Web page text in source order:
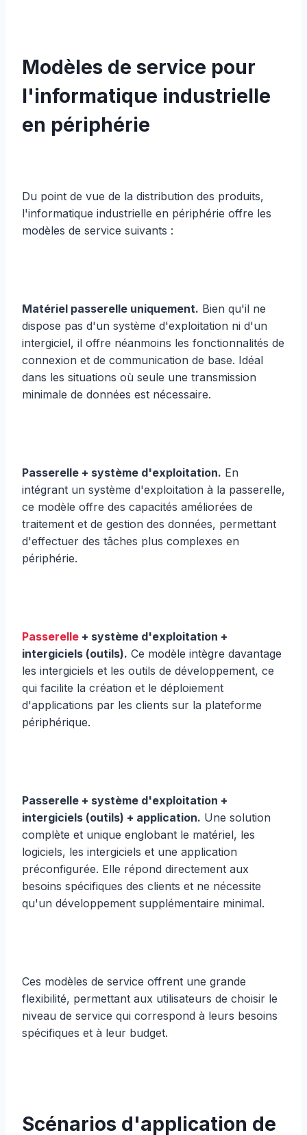
Modèles de service pour
l'informatique industrielle
en périphérie
Du point de vue de la distribution des produits,
l'informatique industrielle en périphérie offre les
modèles de service suivants :
Matériel passerelle uniquement. Bien qu'il ne
dispose pas d'un système d'exploitation ni d'un
intergiciel, il offre néanmoins les fonctionnalités de
connexion et de communication de base. Idéal
dans les situations où seule une transmission
minimale de données est nécessaire.
Passerelle + système d'exploitation. En
intégrant un système d'exploitation à la passerelle,
ce modèle offre des capacités améliorées de
traitement et de gestion des données, permettant
d'effectuer des tâches plus complexes en
périphérie.
Passerelle + système d'exploitation +
intergiciels (outils). Ce modèle intègre davantage
les intergiciels et les outils de développement, ce
qui facilite la création et le déploiement
d'applications par les clients sur la plateforme
périphérique.
Passerelle + système d'exploitation +
intergiciels (outils) + application. Une solution
complète et unique englobant le matériel, les
logiciels, les intergiciels et une application
préconfigurée. Elle répond directement aux
besoins spécifiques des clients et ne nécessite
qu'un développement supplémentaire minimal.
Ces modèles de service offrent une grande
flexibilité, permettant aux utilisateurs de choisir le
niveau de service qui correspond à leurs besoins
spécifiques et à leur budget.
Scénarios d'application de